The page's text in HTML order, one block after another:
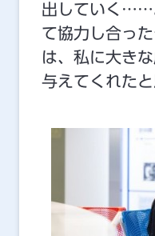
出していく……
て協力し合っ
は、私に大き
与えてくれたと